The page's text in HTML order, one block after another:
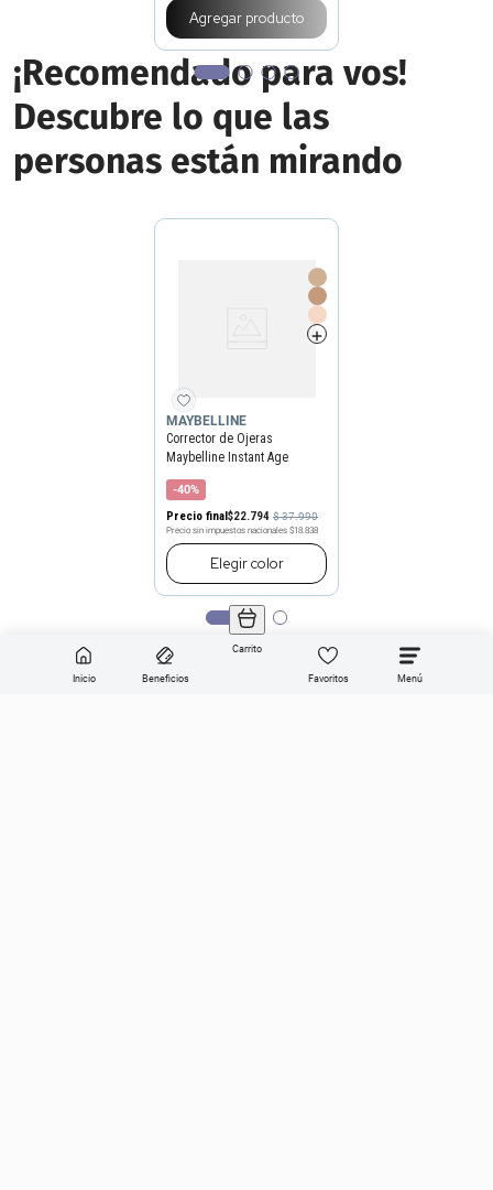
Inicio Beneficios
Carrito
Favoritos
Agregar producto
¡Recomendado para vos!
Descubre lo que las
personas están mirando
MAYBELLINE
Corrector de Ojeras
Maybelline Instant Age
Rewind Eraser x 6 ml
-40%
Precio final$22.794 $37.990
Precio sin impuestos nacionales $18.838
Elegircolor